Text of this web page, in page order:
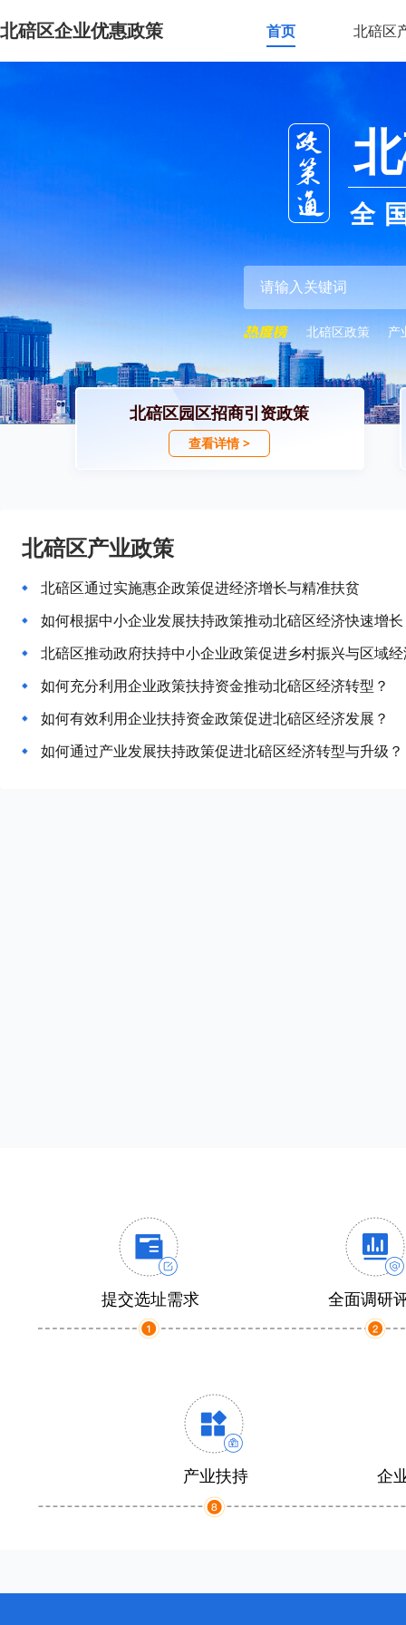
北碚区企业优惠政策 首页 北碚区
全
北碚区政策 产
北碚区园区招商引资政策
查看详情 >
北碚区产业政策
北碚区通过实施惠企政策促进经济增长与精准扶贫
如何根据中小企业发展扶持政策推动北碚区经济快速增
北碚区推动政府扶持中小企业政策促进乡村振兴与区域
如何充分利用企业政策扶持资金推动北碚区经济转型？
如何有效利用企业扶持资金政策促进北碚区经济发展？
如何通过产业发展扶持政策促进北碚区经济转型与升级？
提交选址需求 全面调研
产业扶持 企